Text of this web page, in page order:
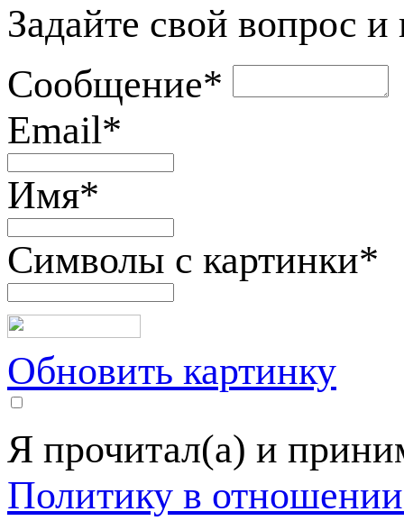
Задайте свой вопрос
Сообщение*
Email*
Имя*
Символы с картинки*
Обновить картинку
Я прочитал(а) и
Политику в